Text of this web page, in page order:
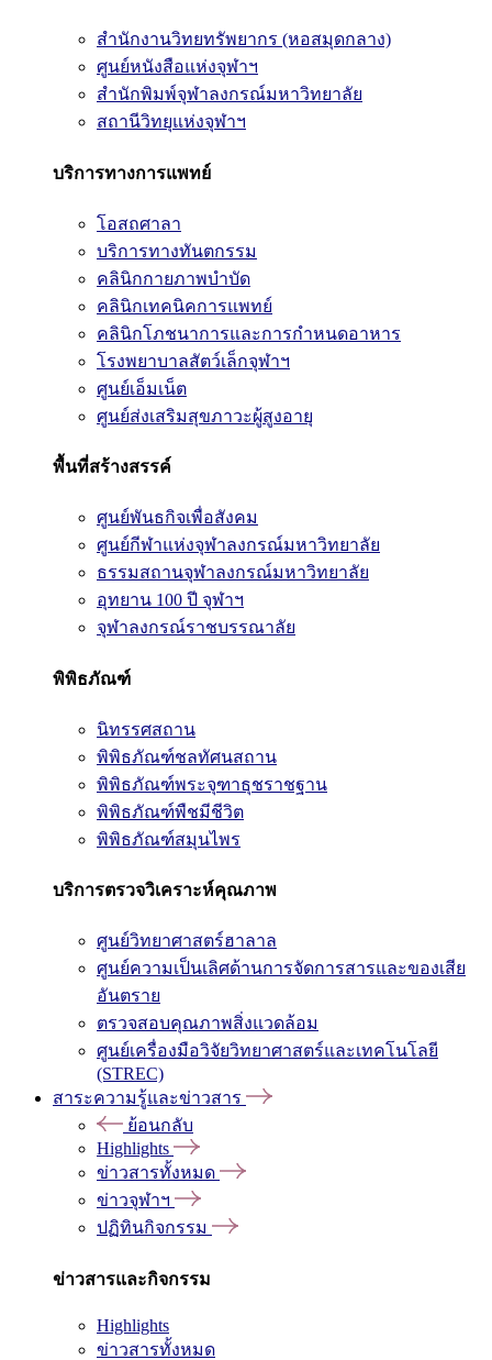
สำนักงานวิทยทรัพยากร (หอสมุดกลาง)
ศูนย์หนังสือแห่งจุฬาฯ
สำนักพิมพ์จุฬาลงกรณ์มหาวิทยาลัย
สถานีวิทยุแห่งจุฬาฯ
บริการทางการแพทย์
โอสถศาลา
บริการทางทันตกรรม
คลินิกกายภาพบำบัด
คลินิกเทคนิคการแพทย์
คลินิกโภชนาการและการกำหนดอาหาร
โรงพยาบาลสัตว์เล็กจุฬาฯ
ศูนย์เอ็มเน็ต
ศูนย์ส่งเสริมสุขภาวะผู้สูงอายุ
พื้นที่สร้างสรรค์
ศูนย์พันธกิจเพื่อสังคม
ศูนย์กีฬาแห่งจุฬาลงกรณ์มหาวิทยาลัย
ธรรมสถานจุฬาลงกรณ์มหาวิทยาลัย
อุทยาน 100 ปี จุฬาฯ
จุฬาลงกรณ์ราชบรรณาลัย
พิพิธภัณฑ์
นิทรรศสถาน
พิพิธภัณฑ์ชลทัศนสถาน
พิพิธภัณฑ์พระจุฑาธุชราชฐาน
พิพิธภัณฑ์พืชมีชีวิต
พิพิธภัณฑ์สมุนไพร
บริการตรวจวิเคราะห์คุณภาพ
ศูนย์วิทยาศาสตร์ฮาลาล
ศูนย์ความเป็นเลิศด้านการจัดการสารและของเสีย
อันตราย
ตรวจสอบคุณภาพสิ่งแวดล้อม
ศูนย์เครื่องมือวิจัยวิทยาศาสตร์และเทคโนโลยี
(STREC)
สาระความรู้และข่าวสาร
ย้อนกลับ
Highlights
ข่าวสารทั้งหมด
ข่าวจุฬาฯ
ปฏิทินกิจกรรม
ข่าวสารและกิจกรรม
Highlights
ข่าวสารทั้งหมด